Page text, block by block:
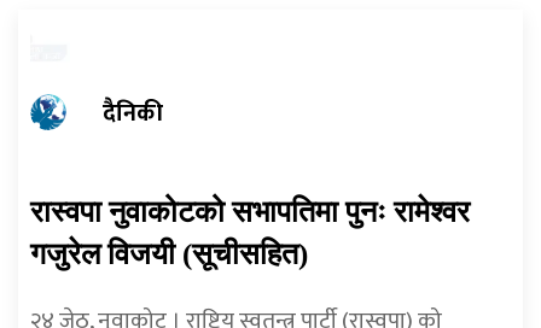
दैनिकी
रास्वपा नुवाकोटको सभापतिमा पुनः रामेश्वर
गजुरेल विजयी (सूचीसहित)